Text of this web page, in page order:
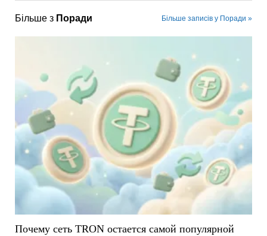
Більше з Поради Більше записів у Поради »
Почему сеть TRON остается самой популярной